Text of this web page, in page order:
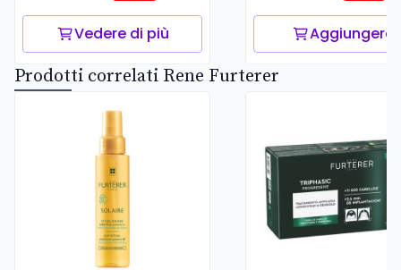
Vedere di più Aggiungere
Prodotti correlati Rene Furterer